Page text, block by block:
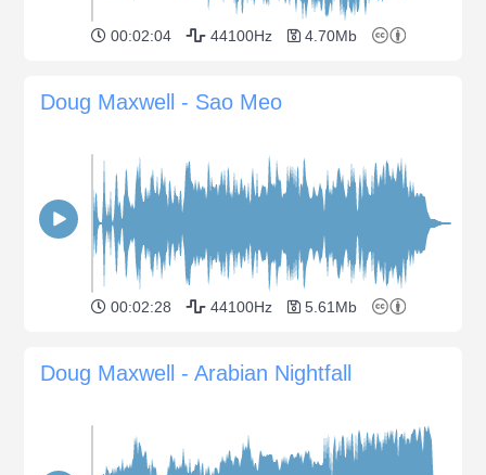
00:02:04 44100Hz 4.70Mb
Doug Maxwell - Sao Meo
00:02:28 44100Hz 5.61Mb
Doug Maxwell - Arabian Nightfall